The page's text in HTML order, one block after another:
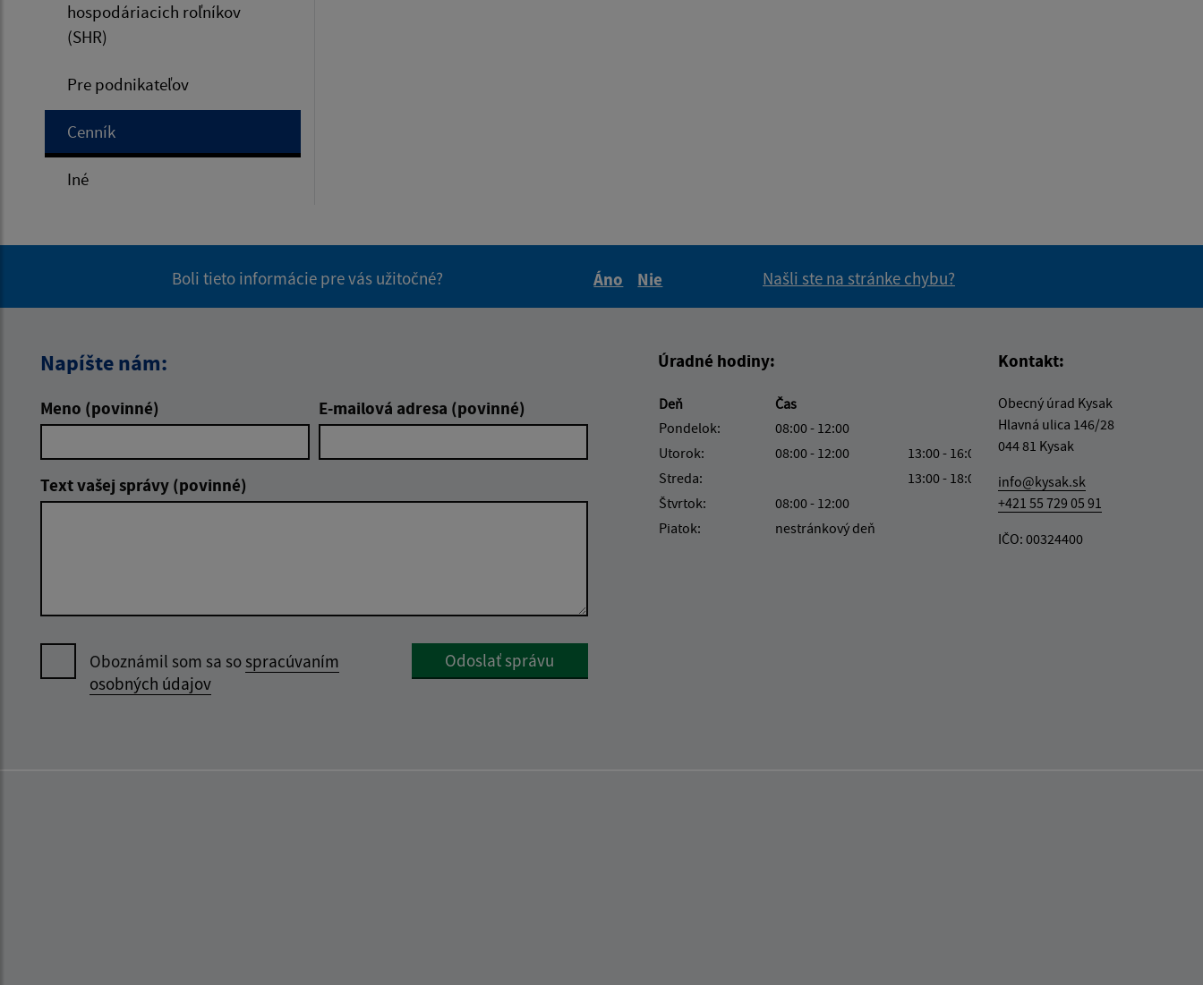
hospodáriacich roľníkov
(SHR)
Pre podnikateľov
Cenník
Iné
Boli tieto informácie pre vás užitočné?
Áno
Nie
Našli ste na stránke chybu?
Napíšte nám:
Meno (povinné) E-mailová adresa (povinné)
Text vašej správy (povinné)
Oboznámil som sa sospracúvaním
osobných údajov
Google reCaptcha Response
Odoslať správu
Úradné hodiny:
Deň
Čas
Pondelok:
08:00 - 12:00
Utorok:
08:00 - 12:00
13:00 - 16:00
Streda:
13:00 - 18:00
Štvrtok:
08:00 - 12:00
Piatok:
nestránkový deň
Kontakt:
Obecný úrad Kysak
Hlavná ulica 146/28
044 81 Kysak
info@kysak.sk
+421 55 729 05 91
IČO: 00324400